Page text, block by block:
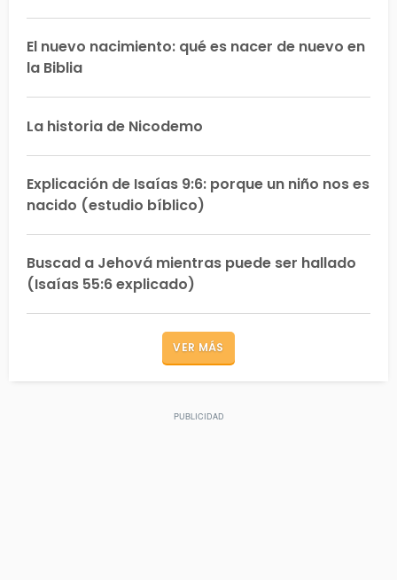
El nuevo nacimiento: qué es nacer de nuevo en
la Biblia
La historia de Nicodemo
Explicación de Isaías 9:6: porque un niño nos es
nacido (estudio bíblico)
Buscad a Jehová mientras puede ser hallado
(Isaías 55:6 explicado)
VER MÁS